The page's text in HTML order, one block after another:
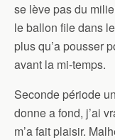
se lève pas du
le ballon file dans
plus qu’a pousser
avant la mi-temps.
Seconde période
donne a fond, j’ai
m’a fait plaisir.